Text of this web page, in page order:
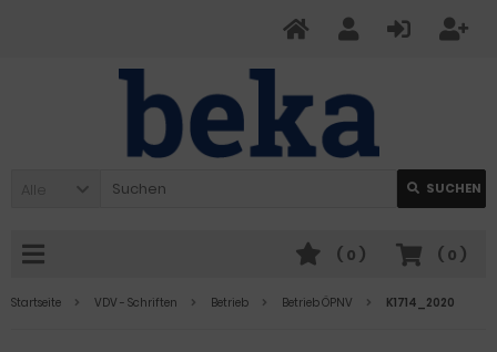
Alle SUCHEN
( 0 )
( 0 )
Startseite VDV - Schriften Betrieb Betrieb ÖPNV K1714_2020